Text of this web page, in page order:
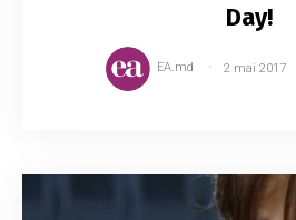
Day!
EA.md 2 mai 2017